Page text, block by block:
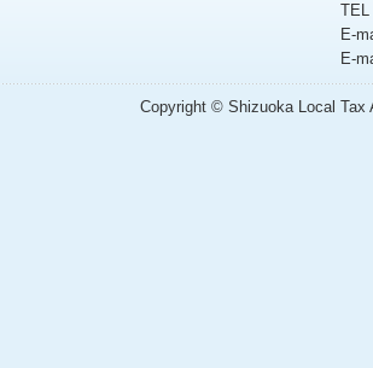
TEL
E-
E-
Copyright © Shizuoka Local Tax